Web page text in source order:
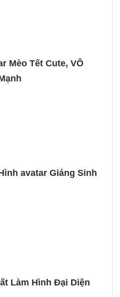
Mèo Tết Cute, VÔ
avatar Giáng Sinh
Làm Hình Đại Diện